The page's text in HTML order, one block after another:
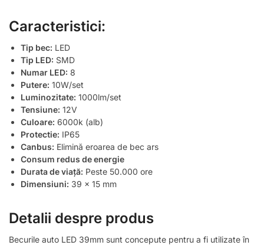
Caracteristici:
Tip bec: LED
Tip LED: SMD
Numar LED: 8
Putere: 10W/set
Luminozitate: 1000lm/set
Tensiune: 12V
Culoare: 6000k (alb)
Protectie: IP65
Canbus: Elimină eroarea de bec ars
Consum redus de energie
Durata de viață: Peste 50.000 ore
Dimensiuni: 39 x 15 mm
Detalii despre produs
Becurile auto LED 39mm sunt concepute pentru a fi utilizate în